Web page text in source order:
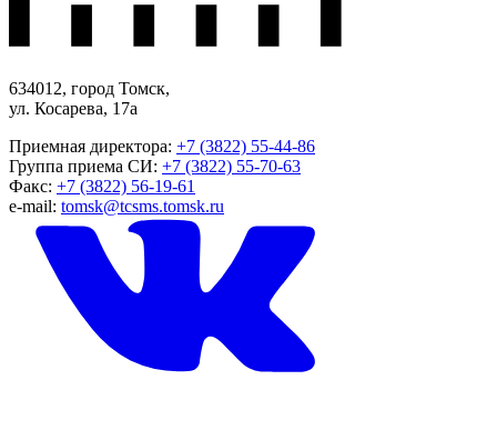
634012, город Томск,
ул. Косарева, 17а
Приемная директора: +7 (3822) 55-44-86
Группа приема СИ: +7 (3822) 55-70-63
Факс: +7 (3822) 56-19-61
e-mail: tomsk@tcsms.tomsk.ru